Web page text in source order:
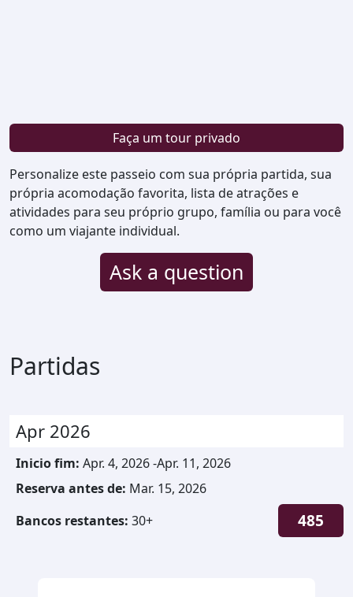
Faça um tour privado
Personalize este passeio com sua própria partida, sua
própria acomodação favorita, lista de atrações e
atividades para seu próprio grupo, família ou para você
como um viajante individual.
Ask a question
Partidas
Apr 2026
Inicio fim: Apr. 4, 2026-Apr. 11, 2026
Reserva antes de: Mar. 15, 2026
Bancos restantes: 30+ 485